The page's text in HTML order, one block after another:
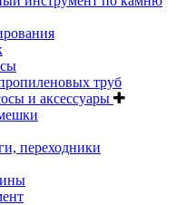
труб
и аксессуары
переходники